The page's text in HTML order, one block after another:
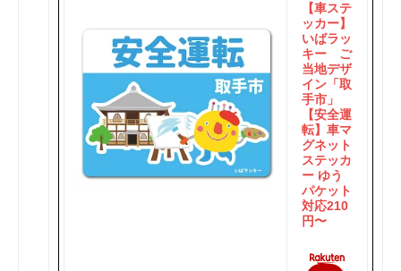
【車ステ
ッカー】
いばラッ
キー ご
当地デザ
イン「取
手市」
【安全運
転】車マ
グネット
ステッカ
ー ゆう
パケット
対応210
円〜